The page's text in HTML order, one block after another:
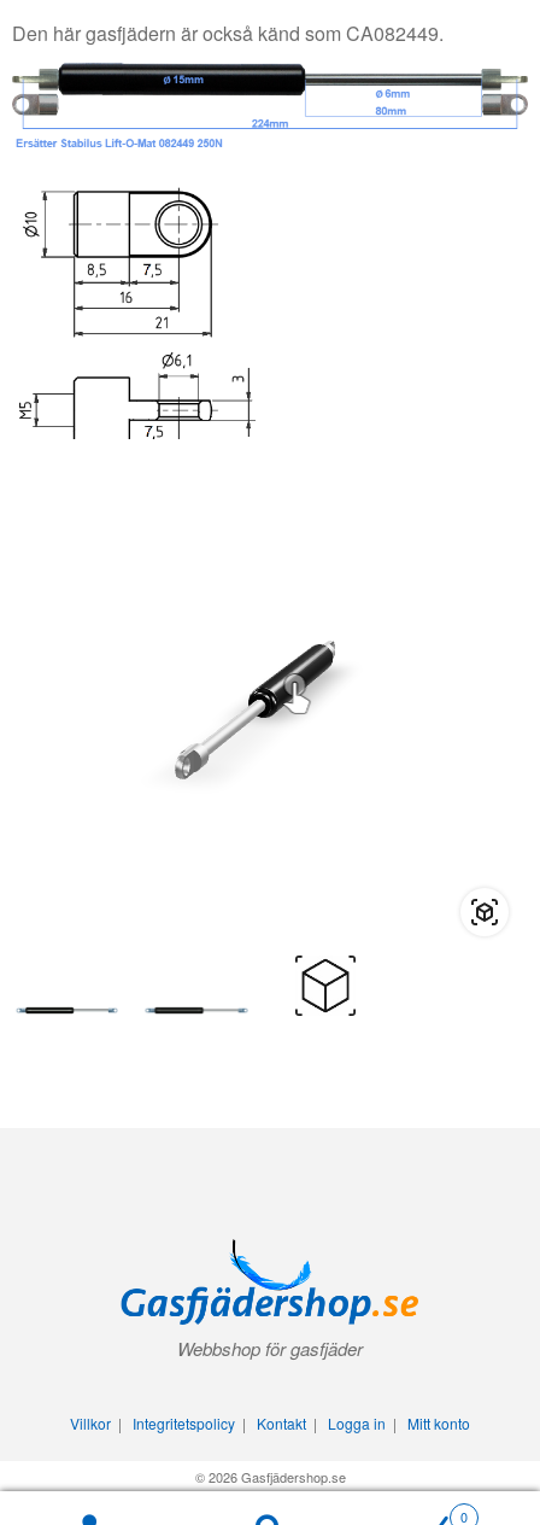
Den här gasfjädern är också känd som CA082449.
0
Webbshop för gasfjäder
Villkor | Integritetspolicy | Kontakt | Logga in | Mitt konto
© 2026 Gasfjädershop.se